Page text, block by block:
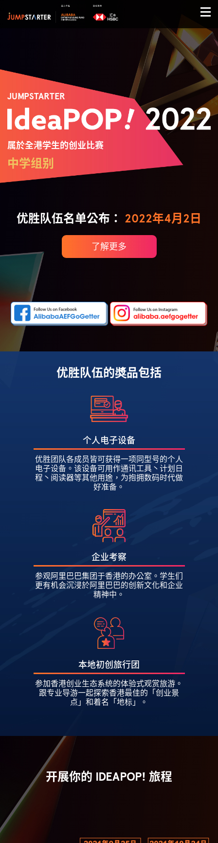
JUMPSTARTER
属於全港学生的创业比赛
中学组别
优胜队伍名单公布： 2022年4月2日
了解更多
优胜队伍的奬品包括
个人电子设备
优胜团队各成员皆可获得一项同型号的个人
电子设备。该设备可用作通讯工具丶计划日
程丶阅读器等其他用途，为抱拥数码时代做
好准备。
企业考察
参观阿里巴巴集团于香港的办公室。学生们
更有机会沉浸於阿里巴巴的创新文化和企业
精神中。
本地初创旅行团
参加香港创业生态系统的体验式观赏旅游。
跟专业导游一起探索香港最佳的「创业景
点」和着名「地标」。
开展你的 IDEAPOP! 旅程